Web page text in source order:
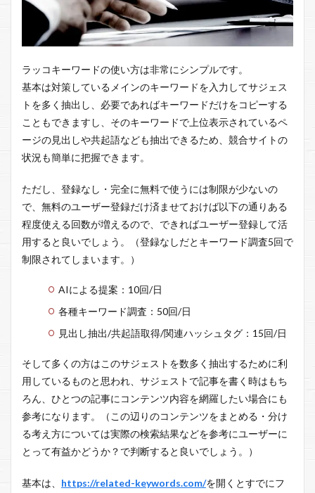
ラッコキーワードの使い方は非常にシンプルです。
基本は対策しているメインのキーワードを入力してサジェス
トを多く抽出し、必要であればキーワードだけをコピーする
こともできますし、そのキーワードで上位表示されているペ
ージの見出しや共起語なども抽出できるため、競合サイトの
状況も簡単に把握できます。
ただし、登録なし・完全に無料で使うには制限が少ないの
で、無料のユーザー登録だけ済ませておけば以下の通りある
程度使える回数が増えるので、できればユーザー登録して活
用すると良いでしょう。（登録なしだとキーワード調査5回で
制限されてしまいます。）
AIによる提案：10回/日
各種キーワード調査：50回/日
見出し抽出/共起語取得/関連ハッシュタグ：15回/日
そして多くの方はこのサジェストを数多く抽出するために利
用しているものと思われ、サジェストで記事を書く時はもち
ろん、ひとつの記事にコンテンツ内容を網羅したい場合にも
参考になります。（この辺りのコンテンツをまとめる・分け
る考え方については実際の検索結果などを参考にユーザーに
とって有益かどうか？で判断すると良いでしょう。）
基本は、 https://related-keywords.com/を開くとすでにフ